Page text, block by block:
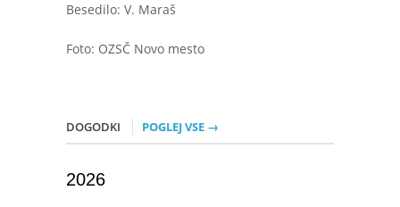
Besedilo: V. Maraš
Foto: OZSČ Novo mesto
DOGODKI POGLEJ VSE →
2026